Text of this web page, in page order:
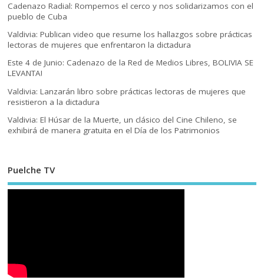
Cadenazo Radial: Rompemos el cerco y nos solidarizamos con el
pueblo de Cuba
Valdivia: Publican video que resume los hallazgos sobre prácticas
lectoras de mujeres que enfrentaron la dictadura
Este 4 de Junio: Cadenazo de la Red de Medios Libres, BOLIVIA SE
LEVANTA!
Valdivia: Lanzarán libro sobre prácticas lectoras de mujeres que
resistieron a la dictadura
Valdivia: El Húsar de la Muerte, un clásico del Cine Chileno, se
exhibirá de manera gratuita en el Día de los Patrimonios
Puelche TV